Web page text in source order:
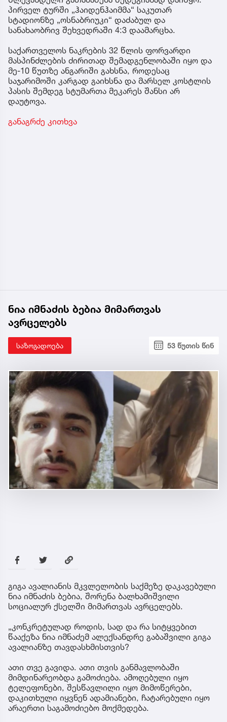
პირველ ტურში „ჰაიდენჰაიმმა“ საკუთარ
სტადიონზე „ოსნაბრიუკი“ დაძაბულ და
სანახაობრივ შეხვედრაში 4:3 დაამარცხა.
საქართველოს ნაკრების 32 წლის ფორვარდი
მასპინძლების ძირითად შემადგენლობაში იყო და
მე-10 წუთზე ანგარიში გახსნა, როდესაც
საჯარიმოში კარგად გაიხსნა და მარსელ კოსტლის
პასის შემდეგ სტუმართა მეკარეს შანსი არ
დაუტოვა.
განაგრძე კითხვა
ნია იმნაძის ბებია მიმართვას
ავრცელებს
საზოგადოება 53 წუთის წინ
გიგა ავალი­ანის მკვლელობის საქმეზე დაკავებული
ნია იმნაძის ბებია, შორენა ბალხამიშვილი
სოციალურ ქსელში მიმართვას ავრცელებს.
„კონკრეტულად როდის, სად და რა სიტყვებით
წააქეზა ნია იმნაძემ ალექსანდრე გაბაშვილი გიგა
ავალიანზე თავდასხმისთვის?
ათი თვე გავიდა. ათი თვის განმავლობაში
მიმდინარეობდა გამოძიება. ამოღებული იყო
ტელეფონები, შესწავლილი იყო მიმოწერები,
დაკითხული იყვნენ ადამიანები, ჩატარებული იყო
არაერთი საგამოძიებო მოქმედება.